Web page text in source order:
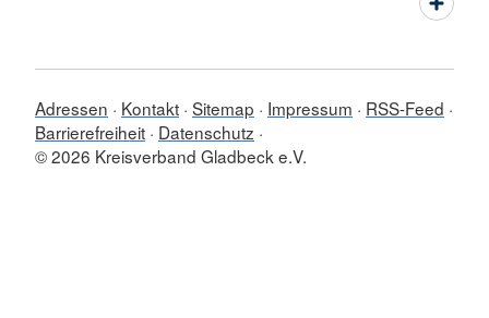
Adressen Kontakt Sitemap Impressum
RSS-Feed
Barrierefreiheit Datenschutz
© 2026 Kreisverband Gladbeck e.V.